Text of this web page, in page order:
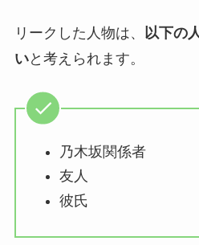
リークした人物は、
以下の
いと考えられます。
乃木坂関係者
友人
彼氏